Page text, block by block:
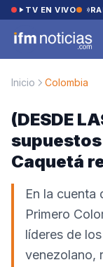
Saltar al contenido
TV EN VIVO
Inicio Colombia
(DESDE
Caquetá
En la cuenta
Primero
líderes de
venezolano,